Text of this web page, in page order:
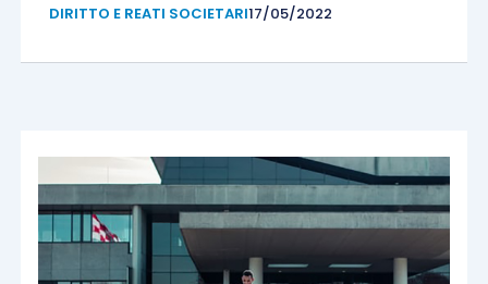
DIRITTO E REATI SOCIETARI17/05/2022